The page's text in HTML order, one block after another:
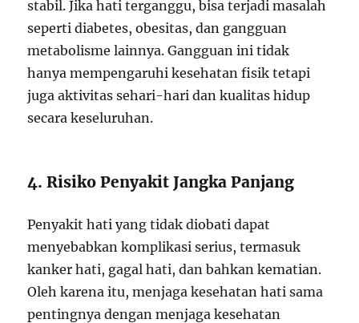
stabil. Jika hati terganggu, bisa terjadi masalah
seperti diabetes, obesitas, dan gangguan
metabolisme lainnya. Gangguan ini tidak
hanya mempengaruhi kesehatan fisik tetapi
juga aktivitas sehari-hari dan kualitas hidup
secara keseluruhan.
4. Risiko Penyakit Jangka Panjang
Penyakit hati yang tidak diobati dapat
menyebabkan komplikasi serius, termasuk
kanker hati, gagal hati, dan bahkan kematian.
Oleh karena itu, menjaga kesehatan hati sama
pentingnya dengan menjaga kesehatan